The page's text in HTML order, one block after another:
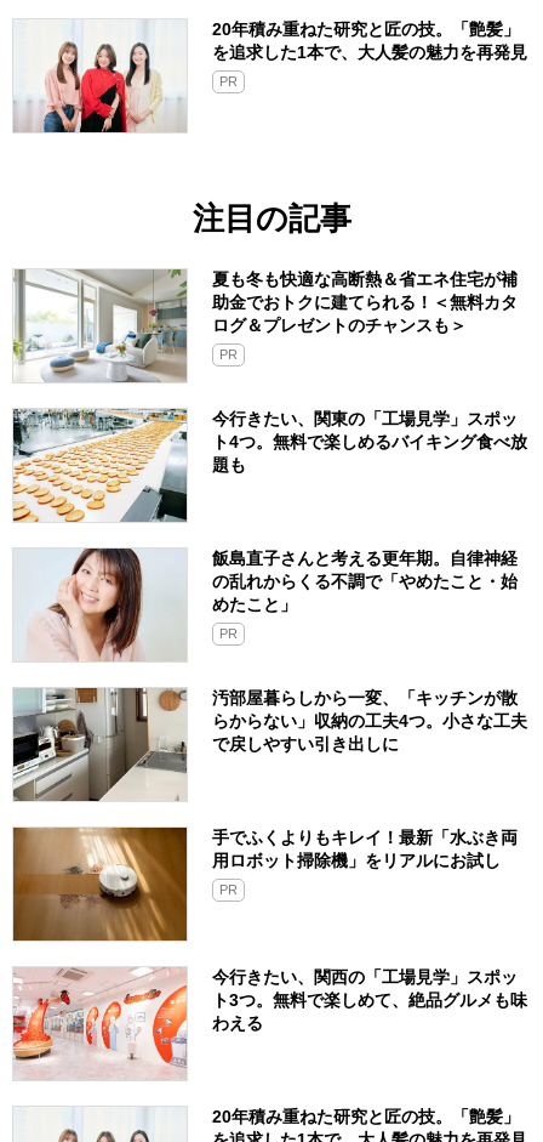
20年積み重ねた研究と匠の技。「艶髪」
を追求した1本で、大人髪の魅力を再発見
PR
注目の記事
夏も冬も快適な高断熱＆省エネ住宅が補
助金でおトクに建てられる！＜無料カタ
ログ＆プレゼントのチャンスも＞
PR
今行きたい、関東の「工場見学」スポッ
ト4つ。無料で楽しめるバイキング食べ放
題も
飯島直子さんと考える更年期。自律神経
の乱れからくる不調で「やめたこと・始
めたこと」
PR
汚部屋暮らしから一変、「キッチンが散
らからない」収納の工夫4つ。小さな工夫
で戻しやすい引き出しに
手でふくよりもキレイ！最新「水ぶき両
用ロボット掃除機」をリアルにお試し
PR
今行きたい、関西の「工場見学」スポッ
ト3つ。無料で楽しめて、絶品グルメも味
わえる
20年積み重ねた研究と匠の技。「艶髪」